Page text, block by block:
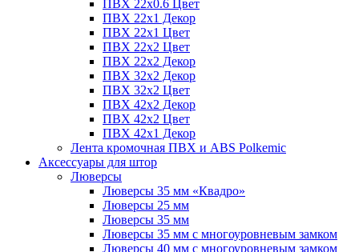
ПВХ 22x0.6 Цвет
ПВХ 22x1 Декор
ПВХ 22x1 Цвет
ПВХ 22x2 Цвет
ПВХ 22x2 Декор
ПВХ 32x2 Декор
ПВХ 32x2 Цвет
ПВХ 42x2 Декор
ПВХ 42x2 Цвет
ПВХ 42x1 Декор
Лента кромочная ПВХ и ABS Polkemic
Аксессуары для штор
Люверсы
Люверсы 35 мм «Квадро»
Люверсы 25 мм
Люверсы 35 мм
Люверсы 35 мм с многоуровневым замком
Люверсы 40 мм с многоуровневым замком